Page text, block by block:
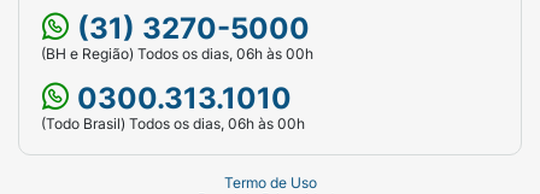
(31) 3270-5000
(BH e Região) Todos os dias, 06h às 00h
0300.313.1010
(Todo Brasil) Todos os dias, 06h às 00h
Termo de Uso